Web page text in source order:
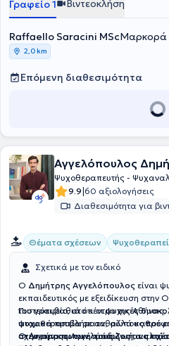
Γραφείο 1 Βιντεοκλήση
Raffaello Saracini MScΜαρκορά
2,0 km
Επόμενη διαθεσιμότητα
Αγγελόπουλος
Ψυχοθεραπευτής -
9.9|60 αξιολογήσεις
Διαθεσιμότητα για
Θέματα σχέσεων
Σχετικά με τον ειδικό
Ο Δημήτρης Αγγελόπουλος είναι
εκπαιδευτικός με εξειδίκευση
του γραφείο, στο κέντρο της
ψυχοθεραπείασε ανθρώπους που
στην προσωπική τους ζωή, τις
Πιστεύει βαθιά ότι οιψυχικές
ατομικά προβλήματα, αλλά
σχέσεων και των ομάδων στα
Ο Δημήτρης Αγγελόπουλος